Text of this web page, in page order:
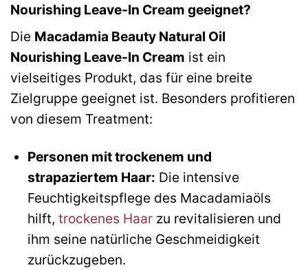
Nourishing Leave-In Cream geeignet?
Die Macadamia Beauty Natural Oil
Nourishing Leave-In Cream ist ein
vielseitiges Produkt, das für eine breite
Zielgruppe geeignet ist. Besonders profitieren
von diesem Treatment:
Personen mit trockenem und
strapaziertem Haar: Die intensive
Feuchtigkeitspflege des Macadamiaöls
hilft, trockenes Haarzu revitalisieren und
ihm seine natürliche Geschmeidigkeit
zurückzugeben.